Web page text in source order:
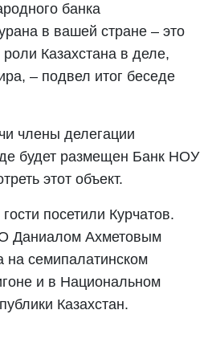
банка
в вашей стране – это
Казахстана в деле,
– подвел итог беседе
члены делегации
будет размещен Банк НОУ
этот объект.
посетили Курчатов.
Даниалом Ахметовым
на семипалатинском
и в Национальном
Казахстан.